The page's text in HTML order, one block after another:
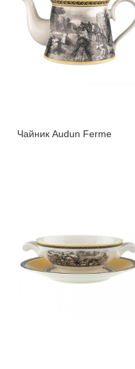
Чайник Audun Ferme